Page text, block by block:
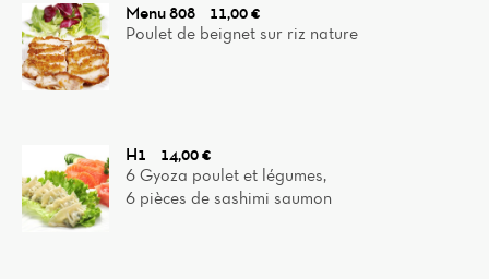
Menu 808
11,00 €
Poulet de beignet sur riz nature
H1
14,00 €
6 Gyoza poulet et légumes,
6 pièces de sashimi saumon